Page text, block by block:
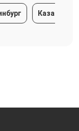
Казань